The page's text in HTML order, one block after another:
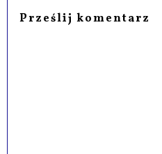
Prześlij komentarz